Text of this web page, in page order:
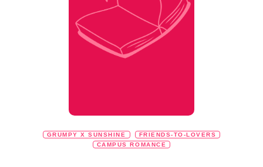
GRUMPY X SUNSHINE
FRIENDS-TO-LOVERS
CAMPUS ROMANCE